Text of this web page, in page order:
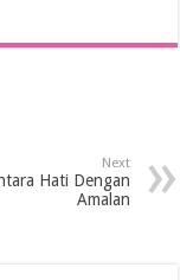
Next
Hati Dengan
Amalan